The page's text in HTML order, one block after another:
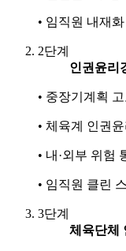
• 임직원 내재화
2단계
인권윤리
• 중장기계획
• 체육계 인권
• 내·외부 위험
• 임직원 클린
3단계
체육단체